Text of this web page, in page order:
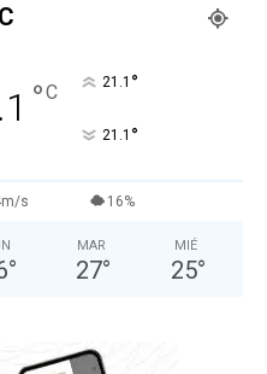
°C 21.1 °
21.1 °
s 16%
°
MAR
27°
MIÉ
25°